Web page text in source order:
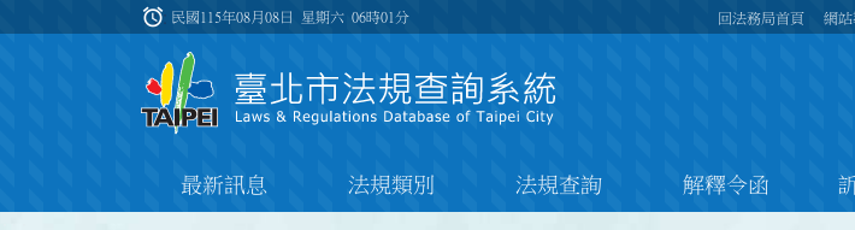
:::
alarm 民國115年08月08日 星期六06時01分 回法務局首頁 網站
最新訊息 法規類別 法規查詢 解釋令函